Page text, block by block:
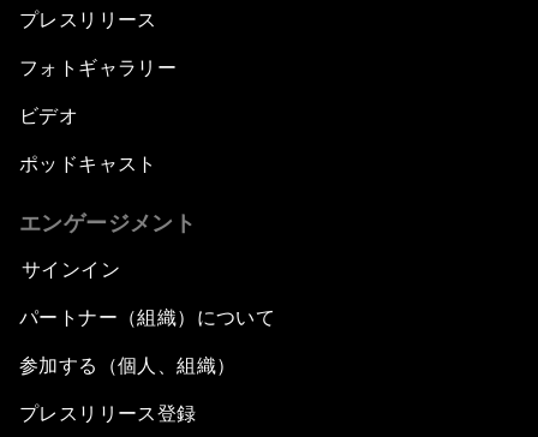
プレスリリース
フォトギャラリー
ビデオ
ポッドキャスト
エンゲージメント
サインイン
パートナー（組織）について
参加する（個人、組織）
プレスリリース登録